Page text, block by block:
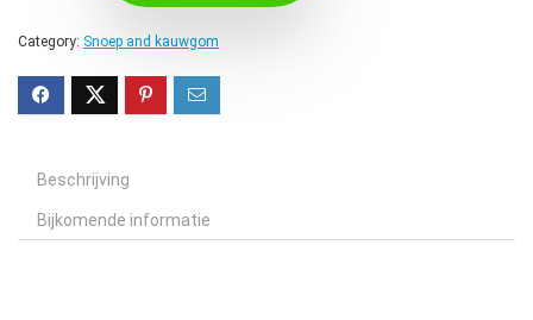
Category: Snoep and kauwgom
Beschrijving
Bijkomende informatie